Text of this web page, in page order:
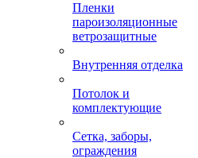
Пленки
пароизоляционные
ветрозащитные
Внутренняя отделка
Потолок и
комплектующие
Сетка, заборы,
ограждения